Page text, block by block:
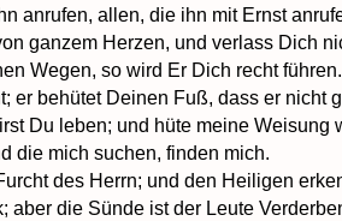
anrufen, allen, die ihn mit Ernst
ganzem Herzen, und verlass Dich
Wegen, so wird Er Dich recht führen.
er behütet Deinen Fuß, dass er nicht
Du leben; und hüte meine Weisung
die mich suchen, finden mich.
des Herrn; und den Heiligen
aber die Sünde ist der Leute